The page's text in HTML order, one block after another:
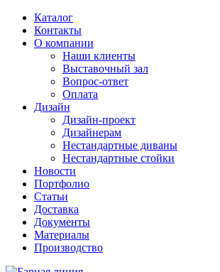
Каталог
Контакты
О компании
Наши клиенты
Выставочный зал
Вопрос-ответ
Оплата
Дизайн
Дизайн-проект
Дизайнерам
Нестандартные диваны
Нестандартные стойки
Новости
Портфолио
Статьи
Доставка
Документы
Материалы
Производство